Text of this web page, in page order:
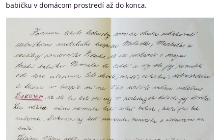
babičku v domácom prostredí až do konca.